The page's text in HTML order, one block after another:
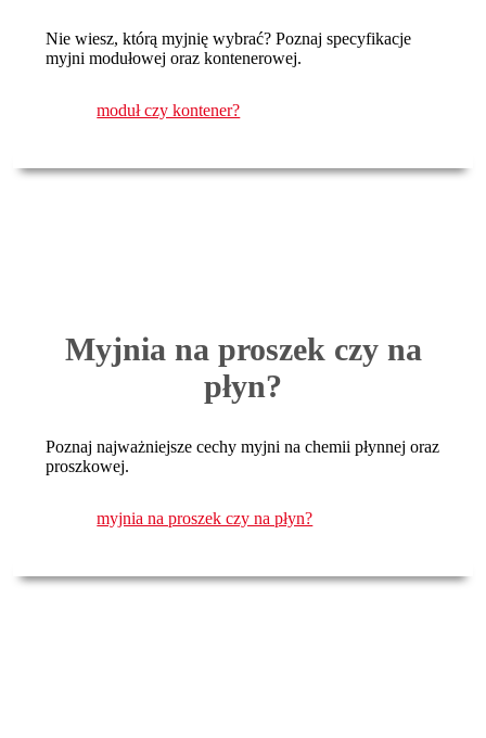
Nie wiesz, którą myjnię wybrać? Poznaj specyfikacje
myjni modułowej oraz kontenerowej.
moduł czy kontener?
Myjnia na proszek czy na
płyn?
Poznaj najważniejsze cechy myjni na chemii płynnej oraz
proszkowej.
myjnia na proszek czy na płyn?